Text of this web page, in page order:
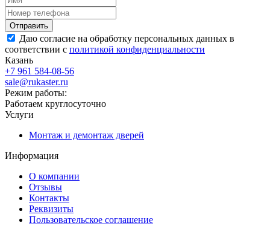
Даю согласие на обработку персональных данных в
соответствии с политикой конфиденциальности
Казань
+7 961 584-08-56
sale@rukaster.ru
Режим работы:
Работаем круглосуточно
Услуги
Монтаж и демонтаж дверей
Информация
О компании
Отзывы
Контакты
Реквизиты
Пользовательское соглашение